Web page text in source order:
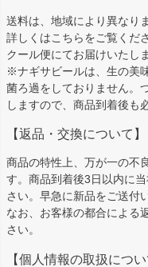
送料は、地域により異なりま
詳しくはこちらをご覧くだ
クール便にてお届けいたし
※ナギサビールは、生の美
菌ろ過をしておりません。
しますので、商品到着後も
【返品・交換について】
商品の特性上、万が一の不
す。商品到着後3日以内に
さい。早急に新品をご送付
なお、お客様の都合による
さい。
【個人情報の取扱につい